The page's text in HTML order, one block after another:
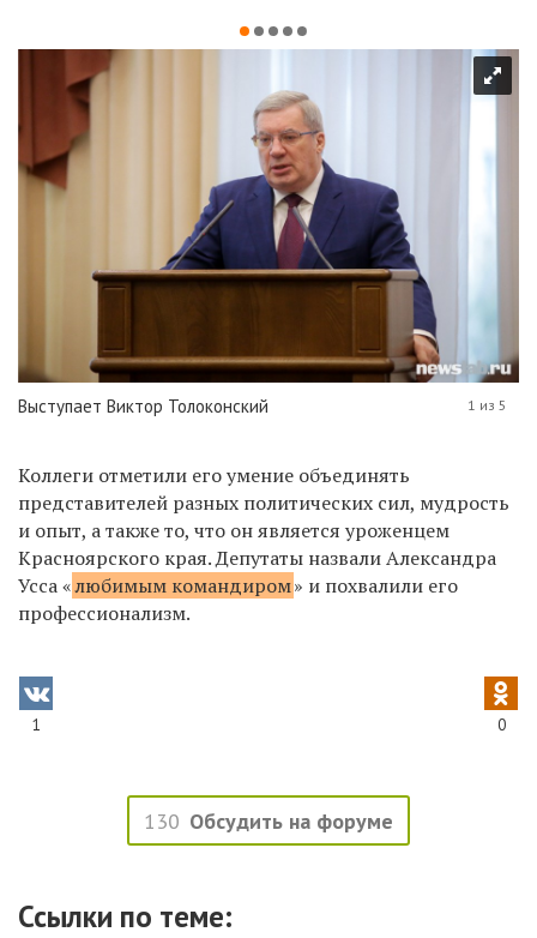
Выступает Виктор Толоконский 1 из 5
Коллеги отметили его умение объединять
представителей разных политических сил, мудрость
и опыт, а также то, что он является уроженцем
Красноярского края. Депутаты назвали Александра
Усса «любимым командиром» и похвалили его
профессионализм.
1 0
130 Обсудить на форуме
Ссылки по теме: